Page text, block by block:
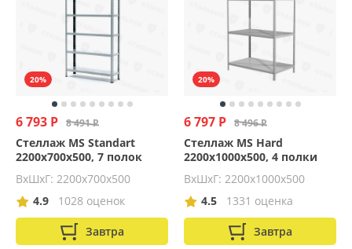
20%
6 793 Р 8 491 Р
Стеллаж MS Standart
2200х700х500, 7 полок
ВхШхГ: 2200x700x500
4.9
1028 оценок
Завтра
20%
6 797 Р 8 496 Р
Стеллаж MS Hard
2200х1000х500, 4 полки
ВхШхГ: 2200x1000x500
4.5
1331 оценка
Завтра